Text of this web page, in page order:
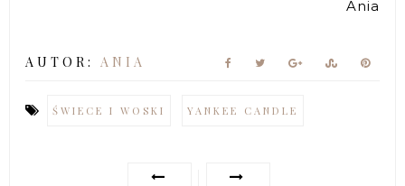
Ania
AUTOR:ANIA
ŚWIECE I WOSKI YANKEE CANDLE